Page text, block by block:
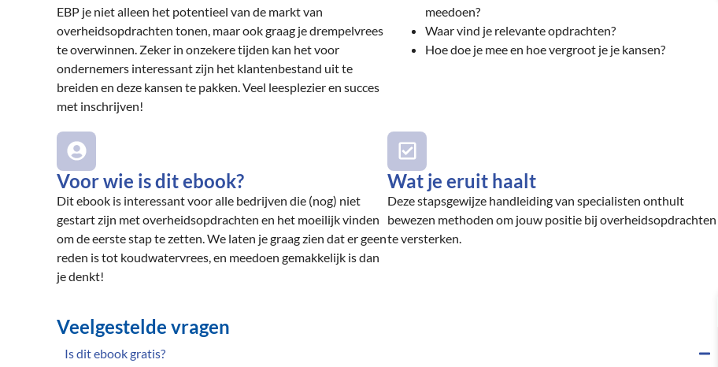
EBP je niet alleen het potentieel van de markt van
overheidsopdrachten tonen, maar ook graag je drempelvrees
te overwinnen. Zeker in onzekere tijden kan het voor
ondernemers interessant zijn het klantenbestand uit te
breiden en deze kansen te pakken. Veel leesplezier en succes
met inschrijven!
meedoen?
Waar vind je relevante opdrachten?
Hoe doe je mee en hoe vergroot je je kansen?
Voor wie is dit ebook?
Dit ebook is interessant voor alle bedrijven die (nog) niet
gestart zijn met overheidsopdrachten en het moeilijk vinden
om de eerste stap te zetten. We laten je graag zien dat er geen
reden is tot koudwatervrees, en meedoen gemakkelijk is dan
je denkt!
Wat je eruit haalt
Deze stapsgewijze handleiding van specialisten onthult
bewezen methoden om jouw positie bij overheidsopdrachten
te versterken.
Veelgestelde vragen
Is dit ebook gratis?